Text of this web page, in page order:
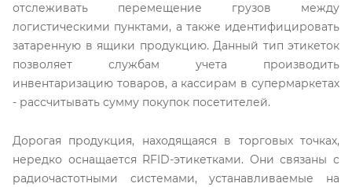
отслеживать перемещение грузов между
логистическими пунктами, а также идентифицировать
затаренную в ящики продукцию. Данный тип этикеток
позволяет службам учета производить
инвентаризацию товаров, а кассирам в супермаркетах
- рассчитывать сумму покупок посетителей.
Дорогая продукция, находящаяся в торговых точках,
нередко оснащается RFID-этикетками. Они связаны с
радиочастотными системами, устанавливаемые на